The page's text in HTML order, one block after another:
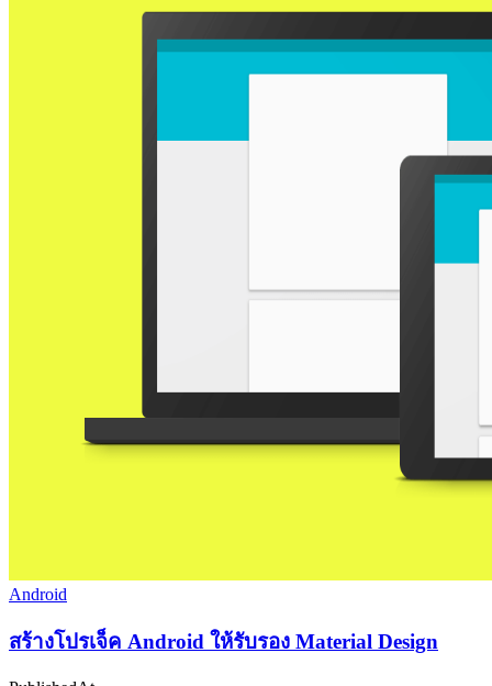
Android
สร้างโปรเจ็ค Android ให้รับรอง Material Design